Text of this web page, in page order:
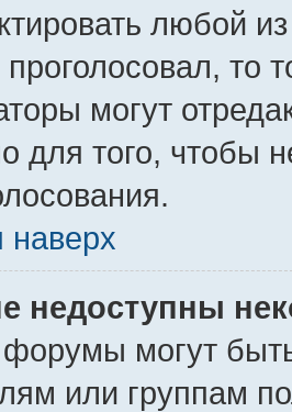
любой
то
могут
для того, чтобы
наверх
недоступны
могут
или группам